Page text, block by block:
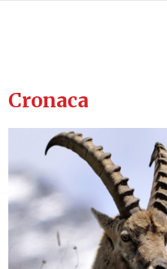
Cronaca